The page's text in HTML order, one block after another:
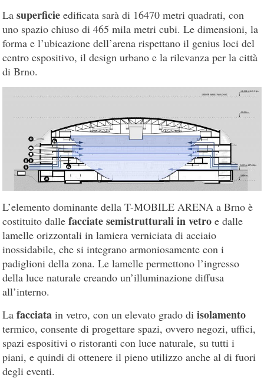
Lasuperficieedificata sarà di 16470 metri quadrati, con
uno spazio chiuso di 465 mila metri cubi. Le dimensioni, la
forma e l’ubicazione dell’arena rispettano il genius loci del
centro espositivo, il design urbano e la rilevanza per la città
di Brno.
L’elemento dominante della T-MOBILE ARENA a Brno è
costituito dallefacciate semistrutturali in vetro e dalle
lamelle orizzontali in lamiera verniciata di acciaio
inossidabile, che si integrano armoniosamente con i
padiglioni della zona. Le lamelle permettono l’ingresso
della luce naturale creando un’illuminazione diffusa
all’interno.
Lafacciatain vetro, con un elevato grado diisolamento
termico, consente di progettare spazi, ovvero negozi, uffici,
spazi espositivi o ristoranti con luce naturale, su tutti i
piani, e quindi di ottenere il pieno utilizzo anche al di fuori
degli eventi.